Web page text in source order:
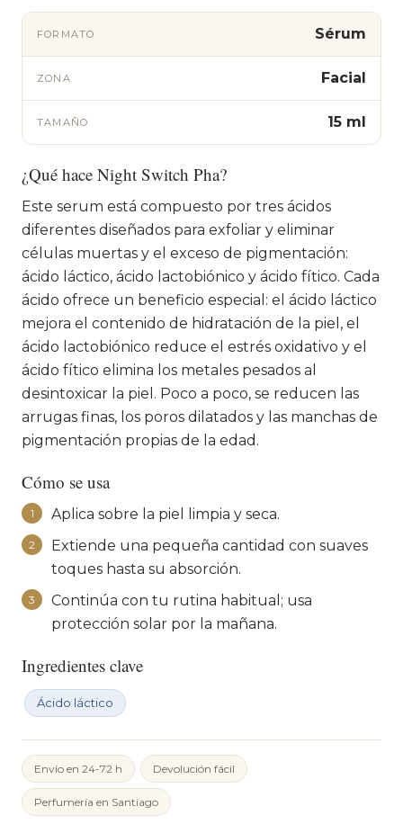
FORMATO Sérum
ZONA Facial
TAMAÑO 15 ml
¿Qué hace Night Switch Pha?
Este serum está compuesto por tres ácidos
diferentes diseñados para exfoliar y eliminar
células muertas y el exceso de pigmentación:
ácido láctico, ácido lactobiónico y ácido fítico. Cada
ácido ofrece un beneficio especial: el ácido láctico
mejora el contenido de hidratación de la piel, el
ácido lactobiónico reduce el estrés oxidativo y el
ácido fítico elimina los metales pesados al
desintoxicar la piel. Poco a poco, se reducen las
arrugas finas, los poros dilatados y las manchas de
pigmentación propias de la edad.
Cómo se usa
1 Aplica sobre la piel limpia y seca.
2
Extiende una pequeña cantidad con suaves
toques hasta su absorción.
3
Continúa con tu rutina habitual; usa
protección solar por la mañana.
Ingredientes clave
Ácido láctico
Envío en 24-72 h Devolución fácil
Perfumería en Santiago